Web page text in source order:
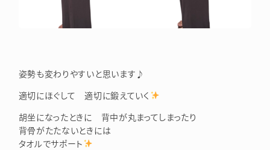
姿勢も変わりやすいと思います♪
適切にほぐして 適切に鍛えていく
胡坐になったときに 背中が丸まってしまったり
背骨がたたないときには
タオルでサポート